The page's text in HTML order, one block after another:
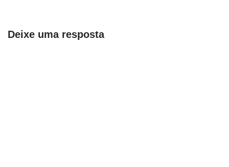
Deixe uma resposta